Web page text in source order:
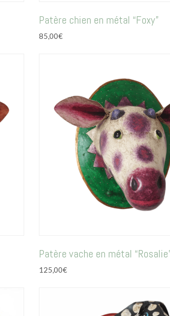
Patère chien en métal “Foxy”
85,00€
Patère vache en métal
125,00€